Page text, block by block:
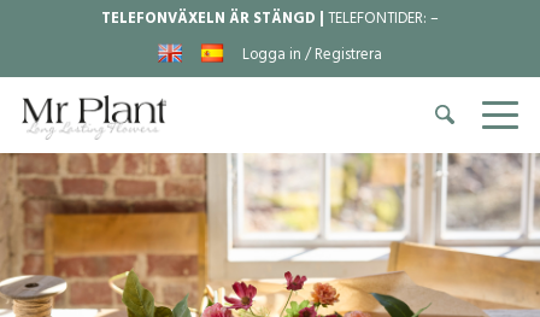
TELEFONVÄXELN ÄR STÄNGD |TELEFONTIDER:–
Logga in / Registrera